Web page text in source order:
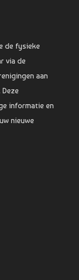
de fysieke
via de
aan
informatie en
nieuwe